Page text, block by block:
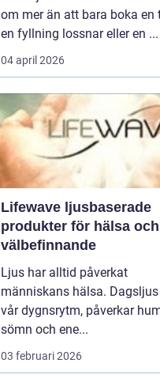
om mer än att bara boka en
en fyllning lossnar eller en ...
04 april 2026
Lifewave ljusbaserade
produkter för hälsa och
välbefinnande
Ljus har alltid påverkat
människans hälsa.
vår dygnsrytm, påverkar
sömn och ene...
03 februari 2026